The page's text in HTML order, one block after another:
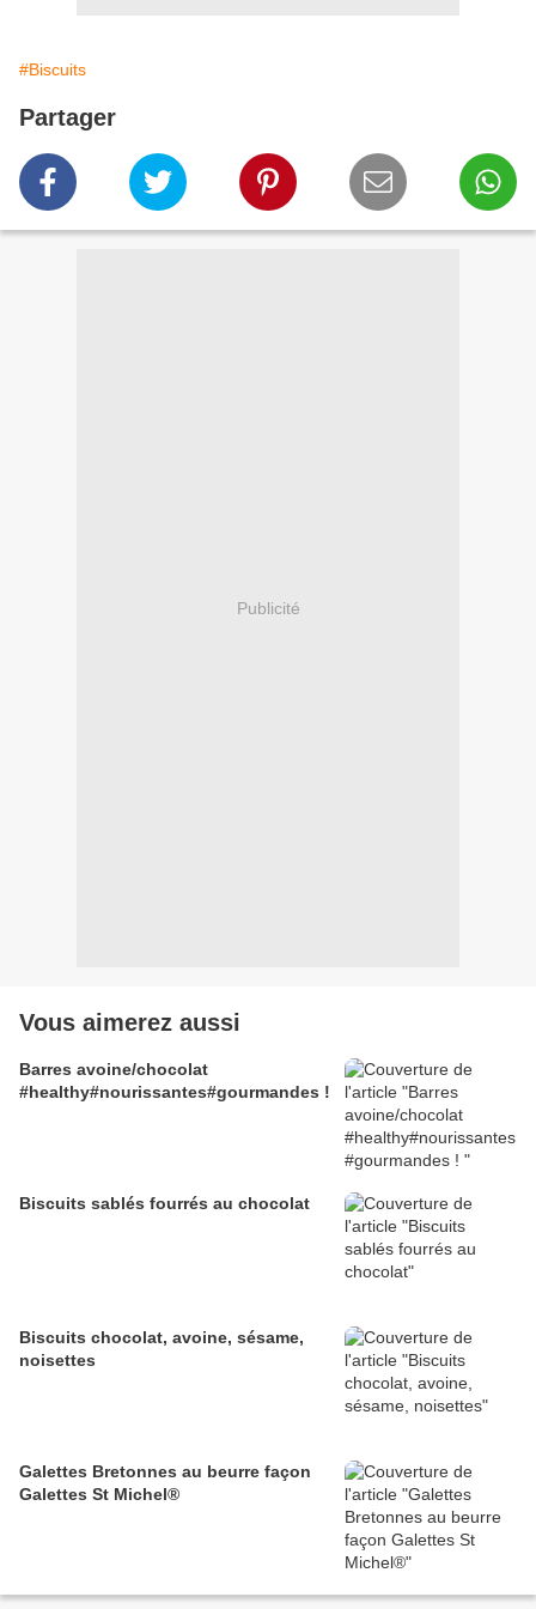
#Biscuits
Partager
Publicité
Vous aimerez aussi
Barres avoine/chocolat
#healthy#nourissantes#gourmandes !
Biscuits sablés fourrés au chocolat
Biscuits chocolat, avoine, sésame,
noisettes
Galettes Bretonnes au beurre façon
Galettes St Michel®